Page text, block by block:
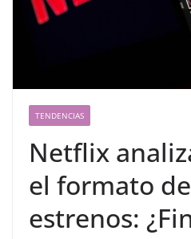
TENDENCIAS
Netflix
el formato
estrenos: